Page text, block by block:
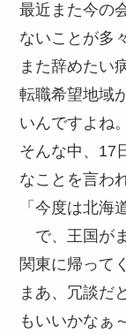
最近また今の
ないことが多
また辞めたい
転職希望地域
いんですよね
そんな中、17
なことを言わ
「今度は北海
で、王国が
関東に帰って
まあ、冗談だ
もいいかなぁ～